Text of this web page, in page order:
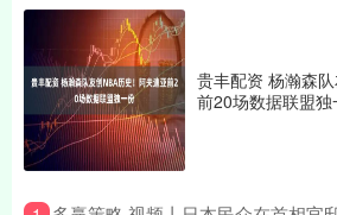
贵丰配资 杨瀚森
前20场数据联盟独